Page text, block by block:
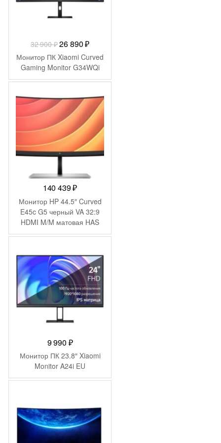
32 900₽Первоначальная
цена
составляла
32
26 890₽Текущая
цена:
26
890 ₽.
Монитор ПК Xiaomi Curved
Gaming Monitor G34WQi
140 439₽
Монитор HP 44.5″ Curved
E45c G5 черный VA 32:9
HDMI M/M матовая HAS
Piv 400cd 178гр/178гр
FreeSync Premium DP DQ
USB 14.6кг
9 990 ₽
Монитор ПК 23.8″ Xiaomi
Monitor A24i EU